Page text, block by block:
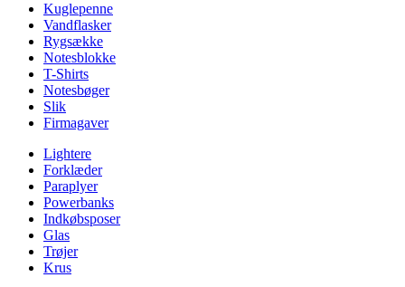
Kuglepenne
Vandflasker
Rygsække
Notesblokke
T-Shirts
Notesbøger
Slik
Firmagaver
Lightere
Forklæder
Paraplyer
Powerbanks
Indkøbsposer
Glas
Trøjer
Krus